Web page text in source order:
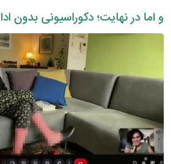
و اما در نهایت؛ دکوراسیونی بدون ادا